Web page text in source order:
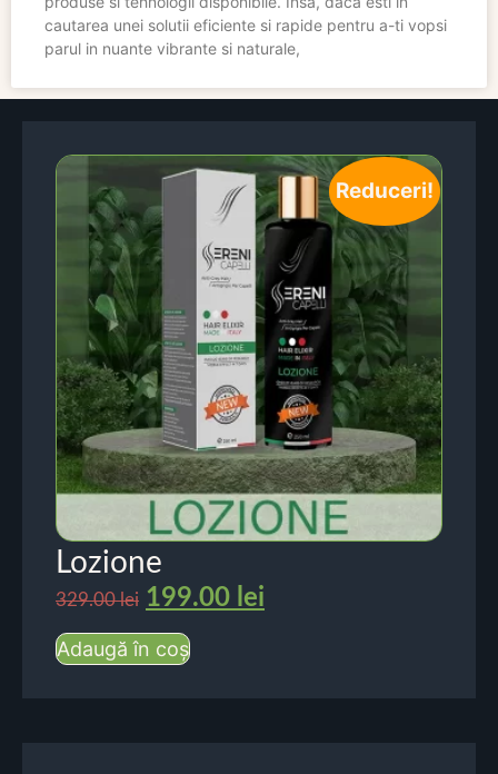
cautarea unei solutii eficiente si rapide pentru a-ti vopsi
parul in nuante vibrante si naturale,
Reduceri!
Lozione
329.00lei 199.00 lei
Adaugă în coș